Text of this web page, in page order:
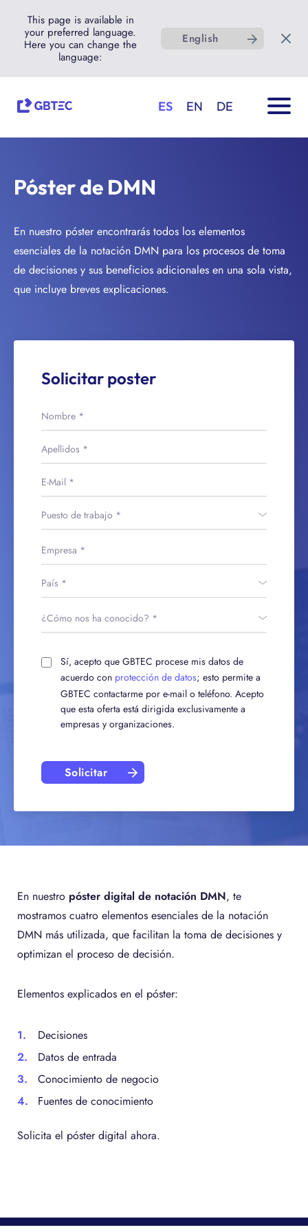
This page is available in
your preferred language.
Here you can change the
language:
English
ES EN DE
Póster de DMN
En nuestro póster encontrarás todos los elementos
esenciales de la notación DMN para los procesos de toma
de decisiones y sus beneficios adicionales en una sola vista,
que incluye breves explicaciones.
Solicitar poster
Sí, acepto que GBTEC procese mis datos de
acuerdo con protección de datos; esto permite a
GBTEC contactarme por e-mail o teléfono. Acepto
que esta oferta está dirigida exclusivamente a
empresas y organizaciones.
Solicitar
En nuestro póster digital de notación DMN, te
mostramos cuatro elementos esenciales de la notación
DMN más utilizada, que facilitan la toma de decisiones y
optimizan el proceso de decisión.
Elementos explicados en el póster:
Decisiones
Datos de entrada
Conocimiento de negocio
Fuentes de conocimiento
Solicita el póster digital ahora.